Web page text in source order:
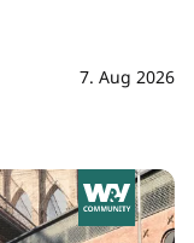
7. Aug 2026